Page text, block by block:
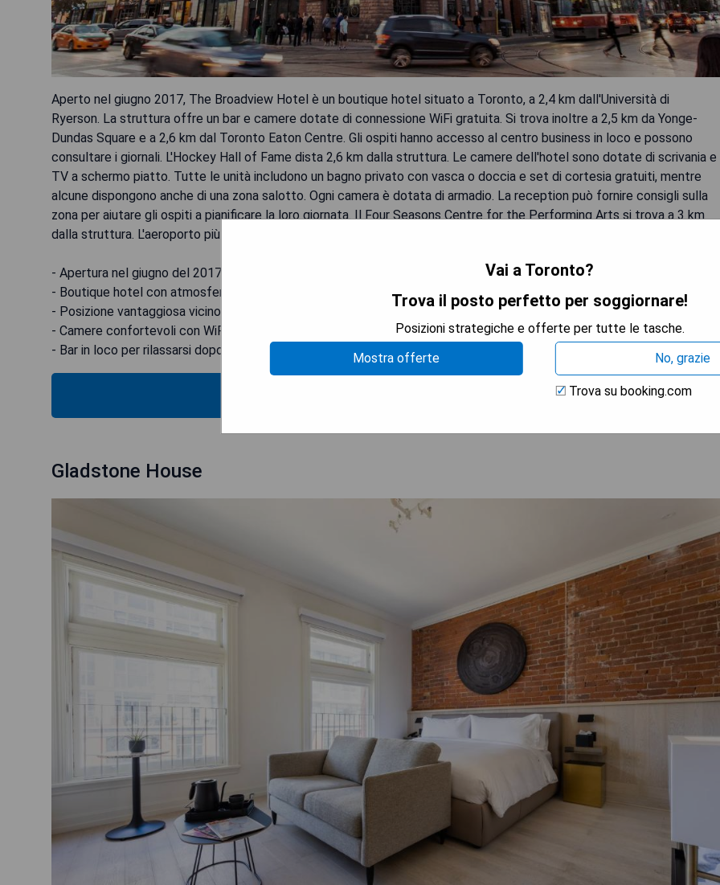
Aperto nel giugno 2017, The Broadview Hotel è un boutique hotel situato a Toronto, a 2,4 km dall'Università di
Ryerson. La struttura offre un bar e camere dotate di connessione WiFi gratuita. Si trova inoltre a 2,5 km da Yonge-
Dundas Square e a 2,6 km dal Toronto Eaton Centre. Gli ospiti hanno accesso al centro business in loco e possono
consultare i giornali. L'Hockey Hall of Fame dista 2,6 km dalla struttura. Le camere dell'hotel sono dotate di scrivania e
TV a schermo piatto. Tutte le unità includono un bagno privato con vasca o doccia e set di cortesia gratuiti, mentre
alcune dispongono anche di una zona salotto. Ogni camera è dotata di armadio. La reception può fornire consigli sulla
zona per aiutare gli ospiti a pianificare la loro giornata. Il Four Seasons Centre for the Performing Arts si trova a 3 km
dalla struttura. L'aeroporto più vicino è quello di Billy Bishop Toronto City, situato a 5 km da The Broadview Hotel.
- Apertura nel giugno del 2017
- Boutique hotel con atmosfera accogliente
- Posizione vantaggiosa vicino all'Università di Ryerson
- Camere confortevoli con WiFi gratuito
- Bar in loco per rilassarsi dopo una giornata intensa
Gladstone House
Vai a Toronto?
Trova il posto perfetto per soggiornare!
Posizioni strategiche e offerte per tutte le tasche.
Mostra offerte
No, grazie
Trova su booking.com